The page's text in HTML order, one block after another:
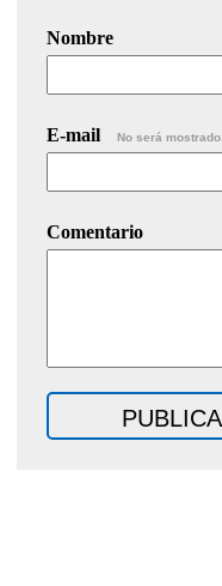
Nombre
E-mail No será mostrado.
Comentario